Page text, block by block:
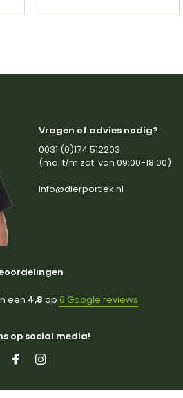
Vragen of advies nodig?
0031 (0)174 512203
(ma. t/m zat. van 09:00-18:00)
info@dierportiek.nl
een 4,8 op 6 Google reviews
op social media!